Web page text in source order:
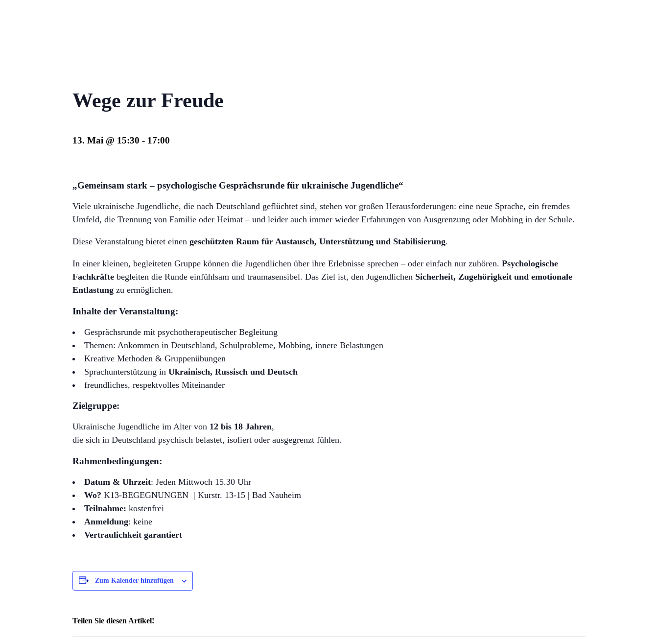
Wege zur Freude
13. Mai @ 15:30 - 17:00
„Gemeinsam stark – psychologische Gesprächsrunde für ukrainische Jugendliche“
Viele ukrainische Jugendliche, die nach Deutschland geflüchtet sind, stehen vor großen Herausforderungen: eine neue Sprache, ein fremdes
Umfeld, die Trennung von Familie oder Heimat – und leider auch immer wieder Erfahrungen von Ausgrenzung oder Mobbing in der Schule.
Diese Veranstaltung bietet einen geschützten Raum für Austausch, Unterstützung und Stabilisierung.
In einer kleinen, begleiteten Gruppe können die Jugendlichen über ihre Erlebnisse sprechen – oder einfach nur zuhören. Psychologische
Fachkräfte begleiten die Runde einfühlsam und traumasensibel. Das Ziel ist, den Jugendlichen Sicherheit, Zugehörigkeit und emotionale
Entlastung zu ermöglichen.
Inhalte der Veranstaltung:
Gesprächsrunde mit psychotherapeutischer Begleitung
Themen: Ankommen in Deutschland, Schulprobleme, Mobbing, innere Belastungen
Kreative Methoden & Gruppenübungen
Sprachunterstützung in Ukrainisch, Russisch und Deutsch
freundliches, respektvolles Miteinander
Zielgruppe:
Ukrainische Jugendliche im Alter von 12 bis 18 Jahren,
die sich in Deutschland psychisch belastet, isoliert oder ausgegrenzt fühlen.
Rahmenbedingungen:
Datum & Uhrzeit: Jeden Mittwoch 15.30 Uhr
Wo? K13-BEGEGNUNGEN | Kurstr. 13-15 | Bad Nauheim
Teilnahme: kostenfrei
Anmeldung: keine
Vertraulichkeit garantiert
Zum Kalender hinzufügen
Teilen Sie diesen Artikel!